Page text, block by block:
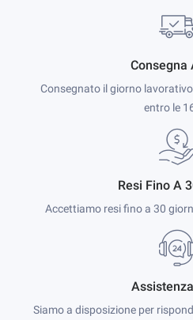
Consegna
Consegnato il giorno
entro le
Resi Fino A
Accettiamo resi fino a 30
Siamo a disposizione per